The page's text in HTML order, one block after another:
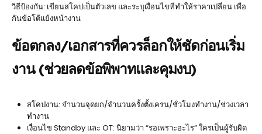
วิธีป้องกัน: เขียนสโคปเป็นตัวเลข และระบุเงื่อนไขที่ทำให้ราคาเปลี่ยน เพื่อ
กันข้อโต้แย้งหน้างาน
ข้อตกลง/เอกสารที่ควรล็อกให้ชัดก่อนเริ่ม
งาน (ช่วยลดข้อพิพาทและคุมงบ)
สโคปงาน: จำนวนจุดยก/จำนวนครั้งตั้งเครน/ชั่วโมงทำงาน/ช่วงเวลา
ทำงาน
เงื่อนไข Standby และ OT: นิยามว่า “รอเพราะอะไร” ใครเป็นผู้รับผิด